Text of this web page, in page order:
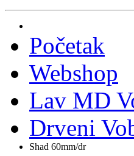
Početak
Webshop
Lav MD
Drveni
Shad 60mm/dr